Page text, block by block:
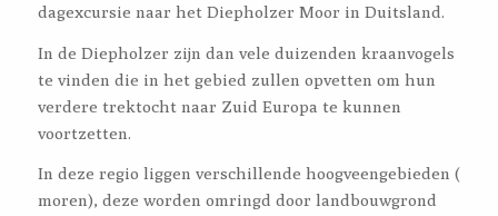
dagexcursie naar het Diepholzer Moor in Duitsland.
In de Diepholzer zijn dan vele duizenden kraanvogels
te vinden die in het gebied zullen opvetten om hun
verdere trektocht naar Zuid Europa te kunnen
voortzetten.
In deze regio liggen verschillende hoogveengebieden (
moren), deze worden omringd door landbouwgrond